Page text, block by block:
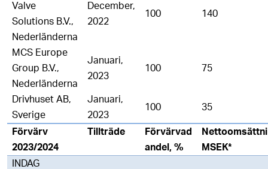
Valve
Solutions B.V.,
Nederländerna
December,
2022
100 140
MCS Europe
Group B.V.,
Nederländerna
Januari,
2023
100 75
Drivhuset AB,
Sverige
Januari,
2023
100 35
Förvärv
2023/2024
Tillträde
Förvärvad
andel, %
MSEK*
INDAG